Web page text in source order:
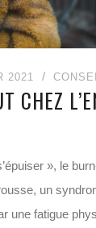
2021
CHEZ
», le
un
une fatigue